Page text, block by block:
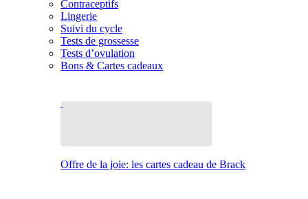
Contraceptifs
Lingerie
Suivi du cycle
Tests de grossesse
Tests d’ovulation
Bons & Cartes cadeaux
Offre de la joie: les cartes cadeau de Brack